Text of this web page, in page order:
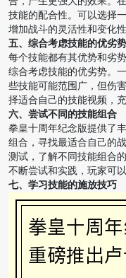
技能的配合性。可以选择
增加战斗的灵活性和变化性
五、综合考虑技能的优劣势
每个技能都有其优势和劣
综合考虑技能的优劣势。
些技能可能范围广，但伤
择适合自己的技能视频，
六、尝试不同的技能组合
拳皇十周年纪念版提供了
组合，寻找最适合自己的
测试，了解不同技能组合
不断尝试和实践，玩家可
七、学习技能的施放技巧